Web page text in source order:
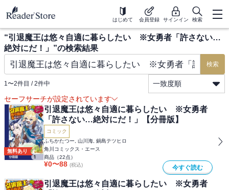
はじめて 会員登録 サインイン 検索
“引退魔王は悠々自適に暮らしたい ※女勇者「許さない…
絶対にだ！」 ”の検索結果
検索
1〜2件目 / 2件中
一致度順
セーフサーチが設定されています
無料あり
引退魔王は悠々自適に暮らしたい ※女勇者
「許さない…絶対にだ！」【分冊版】
コミック
ふちかたつー, 山川海, 鍋島テツヒロ
角川コミックス・エース
商品（22点）
¥0〜88 (税込) 今すぐ読む
引退魔王は悠々自適に暮らしたい ※女勇者